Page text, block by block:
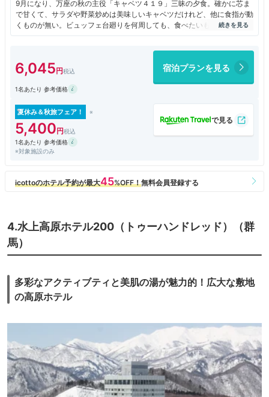
9月になり、万座の秋の主役「キャベツ４１９」三昧の夕食。確かに芯ま
で甘くて、サラダや野菜炒めは美味しいキャベツだけれど、他に食指が動
くものが無い。ビュッフェ台廻りを何周しても、食べたいものが無い！結
局、取ってきたのはキャベツ料理ばかり。ただ、それでも飽きてしまい、
流石に温泉は良かった。
6,045 宿泊プランを見る
1名あたり 参考価格
夏休み＆秋旅フェア！
5,400
1名あたり 参考価格
※対象施設のみ
4.水上高原ホテル200（トゥーハンドレッド）（群
馬）
多彩なアクティブティと美肌の湯が魅力的！広大な敷地
の高原ホテル